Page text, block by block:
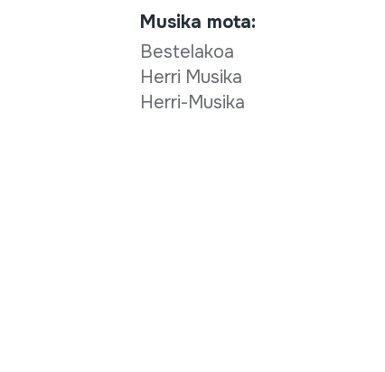
Musika mota:
Bestelakoa
Herri Musika
Herri-Musika